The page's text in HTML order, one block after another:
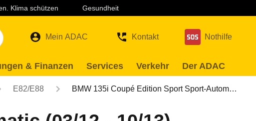
Klima schützen Gesundheit
Mein ADAC Kontakt Nothilfe
& Finanzen Services Verkehr Der ADAC
E82/E88 BMW 135i Coupé Edition Sport Sport-Autom…